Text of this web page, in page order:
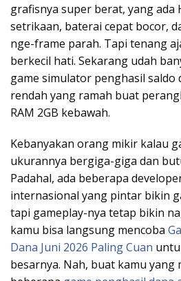
grafisnya super berat, yang ada
setrikaan, baterai cepat bocor,
nge-frame parah. Tapi tenang
berkecil hati. Sekarang udah
game simulator penghasil saldo
rendah yang ramah buat
RAM 2GB kebawah.
Kebanyakan orang mikir kalau
ukurannya bergiga-giga dan
Padahal, ada beberapa
internasional yang pintar bikin
tapi gameplay-nya tetap bikin
kamu bisa langsung mencoba
Dana Juni 2026 Paling Cuan
besarnya. Nah, buat kamu yang